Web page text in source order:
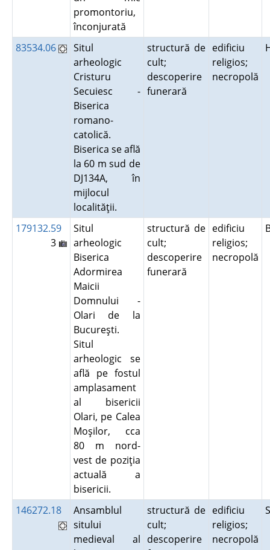
promontoriu,
înconjurată
83534.06
Situl
arheologic
Cristuru
Secuiesc -
Biserica
romano-
catolică.
Biserica se află
la 60 m sud de
DJ134A, în
mijlocul
localităţii.
structură de
cult;
descoperire
funerară
edificiu
religios;
necropolă
179132.59
3
Situl
arheologic
Biserica
Adormirea
Maicii
Domnului -
Olari de la
Bucureşti.
Situl
arheologic se
află pe fostul
amplasament
al bisericii
Olari, pe Calea
Moşilor, cca
80 m nord-
vest de poziţia
actuală a
bisericii.
structură de
cult;
descoperire
funerară
edificiu
religios;
necropolă
146272.18
Ansamblul
sitului
medieval al
structură de
cult;
descoperire
edificiu
religios;
necropolă